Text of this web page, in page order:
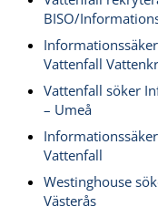
BISO/
Vattenfall
Vattenfall söker
– Umeå
Vattenfall
Westinghouse
Västerås